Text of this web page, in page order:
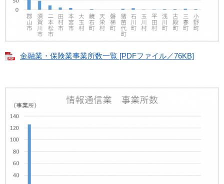
金融業・保険業事業所数一覧 [PDFファイル／76KB]